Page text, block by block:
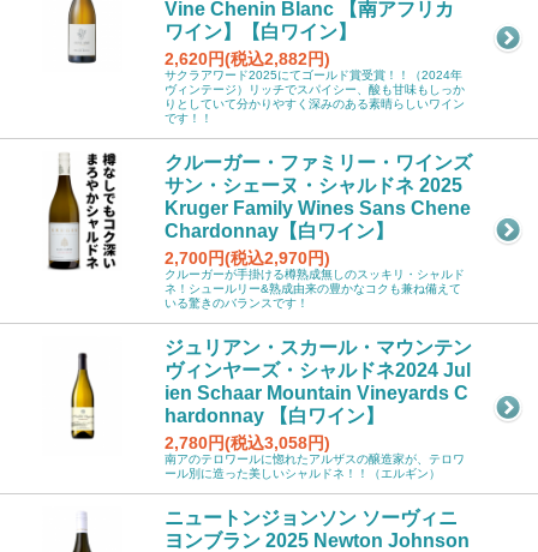
Vine Chenin Blanc 【南アフリカ
ワイン】【白ワイン】
2,620円(税込2,882円)
サクラアワード2025にてゴールド賞受賞！！（2024年
ヴィンテージ）リッチでスパイシー、酸も甘味もしっか
りとしていて分かりやすく深みのある素晴らしいワイン
です！！
クルーガー・ファミリー・ワインズ
サン・シェーヌ・シャルドネ 2025
Kruger Family Wines Sans Chene
Chardonnay【白ワイン】
2,700円(税込2,970円)
クルーガーが手掛ける樽熟成無しのスッキリ・シャルド
ネ！シュールリー&熟成由来の豊かなコクも兼ね備えて
いる驚きのバランスです！
ジュリアン・スカール・マウンテン
ヴィンヤーズ・シャルドネ2024 Jul
ien Schaar Mountain Vineyards C
hardonnay 【白ワイン】
2,780円(税込3,058円)
南アのテロワールに惚れたアルザスの醸造家が、テロワ
ール別に造った美しいシャルドネ！！（エルギン）
ニュートンジョンソン ソーヴィニ
ヨンブラン 2025 Newton Johnson